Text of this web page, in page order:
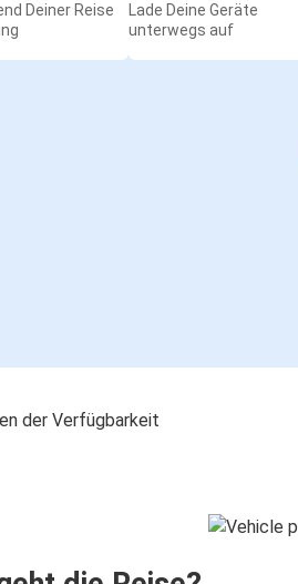
Deiner Reise
Lade Deine Geräte
unterwegs auf
der Verfügbarkeit